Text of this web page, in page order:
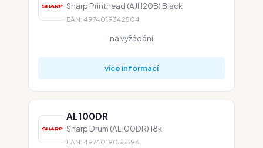
Sharp Printhead (AJH20B) Black
EAN: 4974019342504
na vyžádání
více informací
AL100DR
Sharp Drum (AL100DR) 18k
EAN: 4974019055596